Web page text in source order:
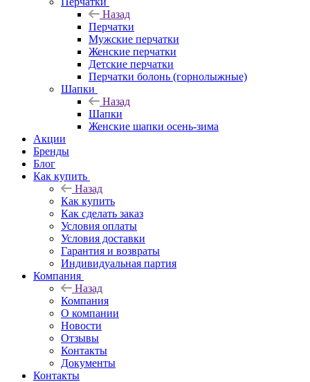
Назад
Перчатки
Мужские перчатки
Женские перчатки
Детские перчатки
Перчатки болонь (горнолыжные)
Шапки
Назад
Шапки
Женские шапки осень-зима
Акции
Бренды
Блог
Как купить
Назад
Как купить
Как сделать заказ
Условия оплаты
Условия доставки
Гарантия и возвраты
Индивидуальная партия
Компания
Назад
Компания
О компании
Новости
Отзывы
Контакты
Документы
Контакты